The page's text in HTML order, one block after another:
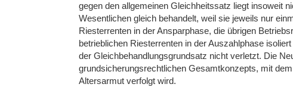
gegen den allgemeinen Gleichheitssatz liegt insoweit
Wesentlichen gleich behandelt, weil sie jeweils nur
Riesterrenten in der Ansparphase, die übrigen
betrieblichen Riesterrenten in der Auszahlphase
der Gleichbehandlungsgrundsatz nicht verletzt. Die
grundsicherungsrechtlichen Gesamtkonzepts, mit
Altersarmut verfolgt wird.